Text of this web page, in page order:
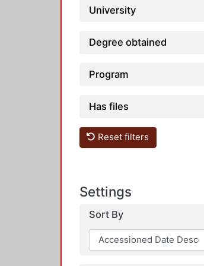
University
Degree obtained
Program
Has files
Reset filters
Settings
Sort By